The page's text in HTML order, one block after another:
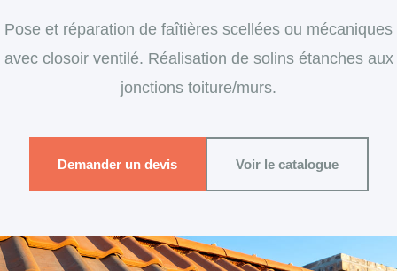
Pose et réparation de faîtières scellées ou mécaniques
avec closoir ventilé. Réalisation de solins étanches aux
jonctions toiture/murs.
Demander un devis Voir le catalogue